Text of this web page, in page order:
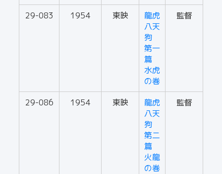
29-083 1954 東映
龍虎
八天
狗
第一
篇
水虎
の巻
監督
29-086 1954 東映
龍虎
八天
狗
第二
篇
火龍
の巻
監督